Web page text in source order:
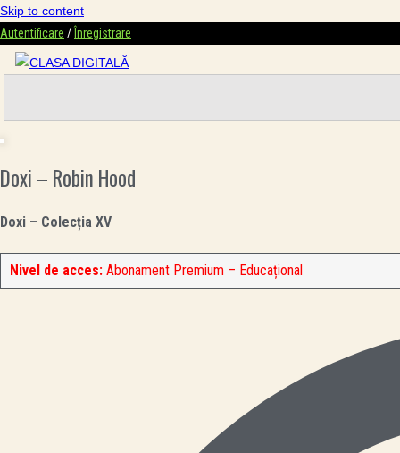
Skip to content
Autentificare / Înregistrare
Doxi – Robin Hood
Doxi – Colecția XV
Nivel de acces: Abonament Premium – Educațional